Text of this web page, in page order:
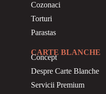
Cozonaci
Torturi
Parastas
CARTE BLANCHE
Concept
Despre Carte Blanche
Servicii Premium